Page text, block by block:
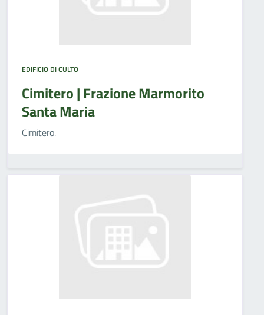
EDIFICIO DI CULTO
Cimitero | Frazione Marmorito
Santa Maria
Cimitero.